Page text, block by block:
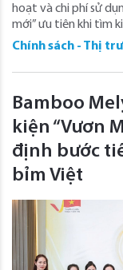
hoạt và chi phí sử
mới” ưu tiên khi tìm
Chính sách - Thị
Bamboo
kiện “Vươn
định bước
bỉm Việt